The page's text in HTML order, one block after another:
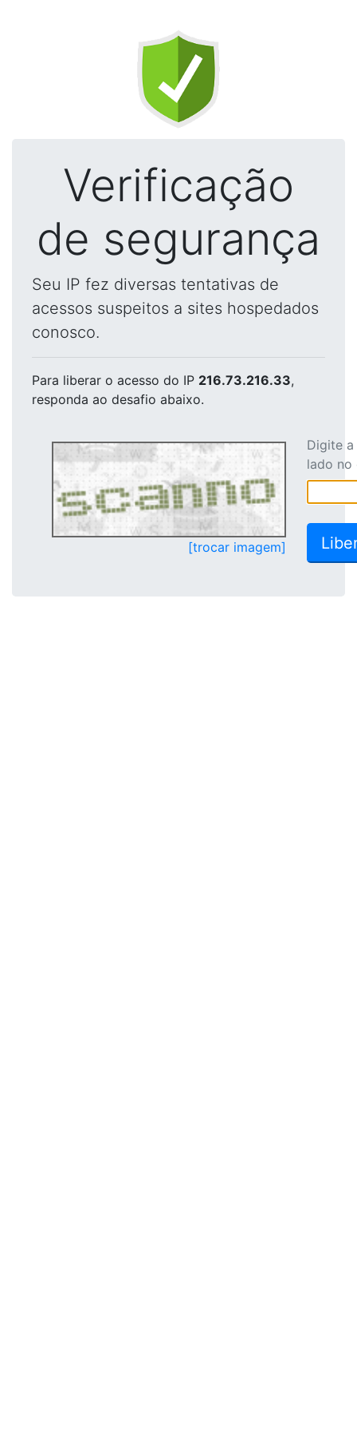
Verificação
de segurança
Seu IP fez diversas tentativas de
acessos suspeitos a sites hospedados
conosco.
Para liberar o acesso do IP 216.73.216.33,
responda ao desafio abaixo.
[trocar imagem]
Digite
lado no